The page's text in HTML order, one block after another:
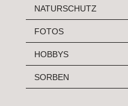
NATURSCHUTZ
FOTOS
HOBBYS
SORBEN